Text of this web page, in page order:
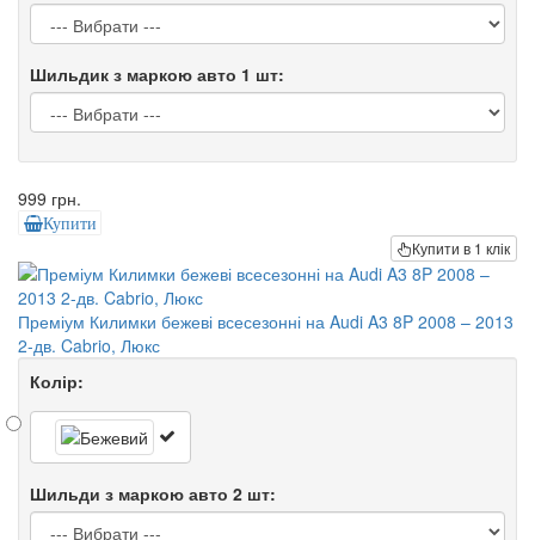
Шильдик з маркою авто 1 шт:
999 грн.
Купити
Купити в 1 клік
Преміум Килимки бежеві всесезонні на Audi A3 8P 2008 – 2013
2-дв. Cabrio, Люкс
Колір:
Шильди з маркою авто 2 шт: